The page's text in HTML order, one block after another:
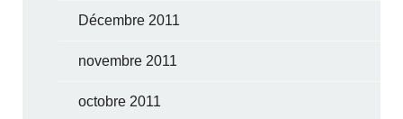
Décembre 2011
novembre 2011
octobre 2011